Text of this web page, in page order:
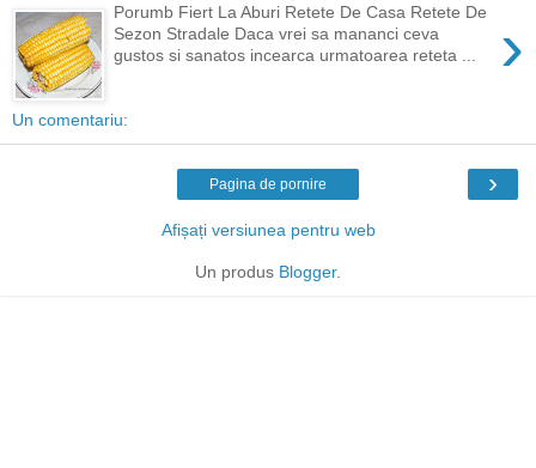
›
Porumb Fiert La Aburi Retete De Casa Retete De
Sezon Stradale Daca vrei sa mananci ceva
gustos si sanatos incearca urmatoarea reteta ...
Un comentariu:
›
Pagina de pornire
Afișați versiunea pentru web
Un produs Blogger.